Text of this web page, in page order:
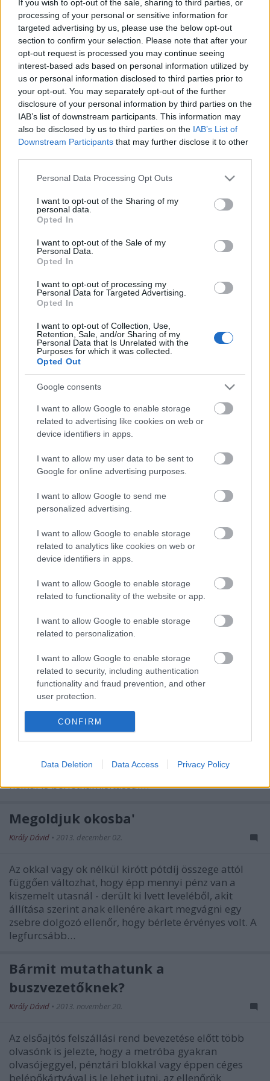
If you wish to opt-out of the sale, sharing to third parties, or
processing of your personal or sensitive information for
targeted advertising by us, please use the below opt-out
section to confirm your selection. Please note that after your
opt-out request is processed you may continue seeing
interest-based ads based on personal information utilized by
us or personal information disclosed to third parties prior to
your opt-out. You may separately opt-out of the further
disclosure of your personal information by third parties on the
IAB’s list of downstream participants. This information may
also be disclosed by us to third parties on the IAB’s List of
Downstream Participants that may further disclose it to other
Please note that this website/app uses one or more Google
not limited to your visit or usage behaviour. You may click to
grant or deny consent to Google and its third-party tags to
use your data for below specified purposes in below Google
consent section.
Personal Data Processing Opt Outs
I want to opt-out of the Sharing of my
personal data.
Opted In
I want to opt-out of the Sale of my
Personal Data.
Opted In
I want to opt-out of processing my
Personal Data for Targeted Advertising.
Opted In
I want to opt-out of Collection, Use,
Retention, Sale, and/or Sharing of my
Personal Data that Is Unrelated with the
Purposes for which it was collected.
Opted Out
Google consents
I want to allow Google to enable storage
related to advertising like cookies on web or
device identifiers in apps.
I want to allow my user data to be sent to
Google for online advertising purposes.
I want to allow Google to send me
personalized advertising.
I want to allow Google to enable storage
related to analytics like cookies on web or
device identifiers in apps.
I want to allow Google to enable storage
related to functionality of the website or app.
I want to allow Google to enable storage
related to personalization.
I want to allow Google to enable storage
related to security, including authentication
functionality and fraud prevention, and other
user protection.
CONFIRM
Data Deletion Data Access Privacy Policy
Szokatlan még a füvesített pálya…
Hagyják békén a gyereket!
Király Dávid•2014. március 03.
Gyakorlatilag minden hónapban meggyanúsítják
Krisztina 15 éves fiát azzal, hogy lejárt bérletet
használ. Pedig nem. A BKK-nak írt panaszlevelét
olvasónk hozzánk is eljuttatta. Ezúton szeretnék
Húszezres? Még mit nem!
Király Dávid•2014. január 29.
Sietsz a gyerekkel az orvoshoz, kapkodsz, otthon
hagyod a bérleted. Nem baj, majd veszel jegyet a
húszezresed van? Felejtős. De a megalázás ingyen
van - Adrienn már tudja. Soha mindeddig nem
"Megbüntethetett volna, de nem
tette"
Király Dávid•2014. január 10.
Roppant bosszantó, amikor nem tudunk jegyet
venni, kellemetlen, amikor emiatt pár megállót
jön az ellenőr. Erikának azonban jó napja volt. A
tegnap (január 2. - a szerk.) történt eset reményre
Olcsóbb bérlet? Számlával nem!
Király Dávid•2014. január 08.
meglepett, hogy csak akkor olcsóbb a bérlet
januártól, ha nem kér róla számlát. Márpedig a
cafeteria nem plusz juttatás, hanem a fizetésünk
azon része, amelyről más mondja meg, hogy mire…
"Akkor adja vissza, ha szépen kérem"
Király Dávid•2013. december 09.
Új szokás terjed az ellenőrök körében: egyre több
utas panaszolja, hogy ellenőrzéskor egyszerűen
kikapják a kezükből a bérletet. Aztán vagy találnak
valamit, vagy nem. A BKV-Figyelőhöz beérkező
panaszok alapján egyre gyakoribb, hogy akár ok
nélkül is bérlethamisítással…
Megoldjuk okosba'
Király Dávid • 2013. december 02.
Az okkal vagy ok nélkül kirótt pótdíj összege attól
függően változhat, hogy épp mennyi pénz van a
kiszemelt utasnál - derült ki Ivett leveléből, akit
állítása szerint anak ellenére akart megvágni egy
zsebre dolgozó ellenőr, hogy bérlete érvényes volt. A
legfurcsább…
Bármit mutathatunk a
buszvezetőknek?
Király Dávid • 2013. november 20.
Az elsőajtós felszállási rend bevezetése előtt több
olvasónk is jelezte, hogy a metróba gyakran
olvasójeggyel, pénztári blokkal vagy éppen céges
belépőkártyával is le lehet jutni, az ellenőrök